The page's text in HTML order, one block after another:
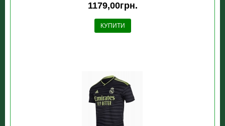
1179,00грн.
КУПИТИ